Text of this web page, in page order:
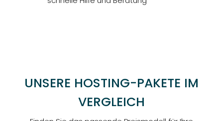
UNSERE HOSTING-PAKETE IM
VERGLEICH